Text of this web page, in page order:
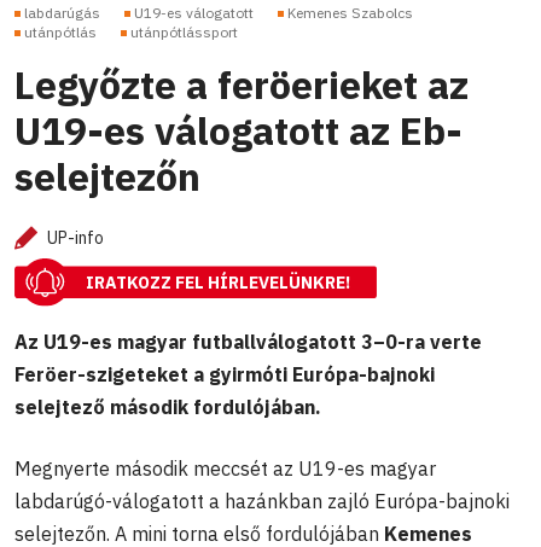
labdarúgás U19-es válogatott
Kemenes Szabolcs
utánpótlás
utánpótlássport
Legyőzte a feröerieket az
U19-es válogatott az Eb-
selejtezőn
UP-info
IRATKOZZ FEL HÍRLEVELÜNKRE!
Az U19-es magyar futballválogatott 3–0-ra verte
Feröer-szigeteket a gyirmóti Európa-bajnoki
selejtező második fordulójában.
Megnyerte második meccsét az U19-es magyar
labdarúgó-válogatott a hazánkban zajló Európa-bajnoki
selejtezőn. A mini torna első fordulójában Kemenes